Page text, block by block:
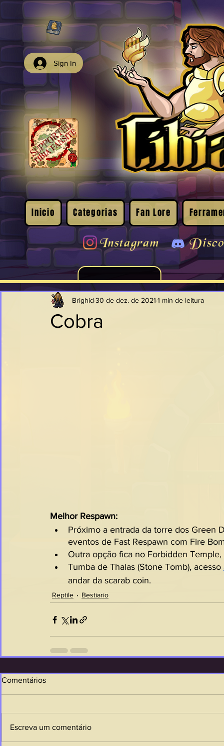
Sign In
Inicio Categorias Fan Lore
Instagram
Cobra
Brighid 30 de dez. de 2021 1 min de leitura
Melhor Respawn:
Próximo a entrada da torre dos Green
eventos de Fast Respawn com Fire
Outra opção fica no Forbidden
Tumba de Thalas (Stone Tomb), acesso
andar da scarab coin.
Reptile Bestiario
Comentários
Escreva um comentário